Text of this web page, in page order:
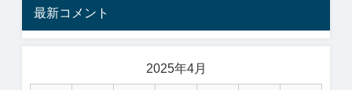
最新コメント
2025年4月